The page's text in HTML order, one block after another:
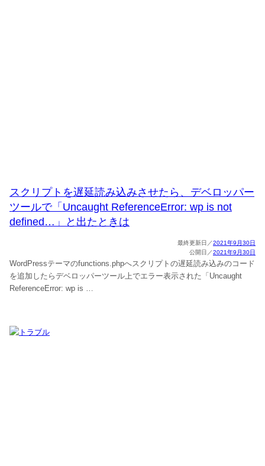
スクリプトを遅延読み込みさせたら、デベロッパー
ツールで「Uncaught ReferenceError: wp is not
defined…」と出たときは
2021年9月30日
2021年9月30日
WordPressテーマのfunctions.phpへスクリプトの遅延読み込みのコード
を追加したらデベロッパーツール上でエラー表示された「Uncaught
ReferenceError: wp is …